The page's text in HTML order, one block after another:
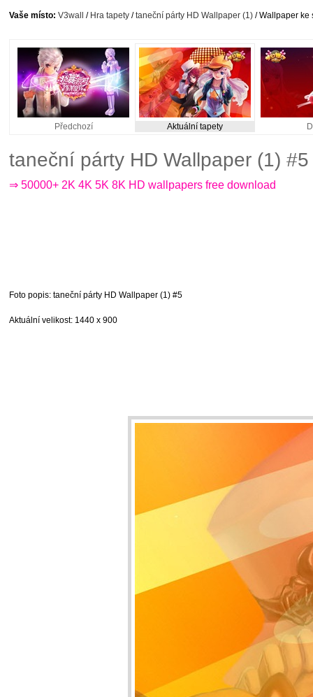
Vaše místo: V3wall / Hra tapety /taneční párty HD Wallpaper (1) / Wallpaper ke
Předchozí Aktuální tapety
taneční párty HD Wallpaper (1)
⇒ 50000+ 2K 4K 5K 8K HD wallpapers free download
Foto popis: taneční párty HD Wallpaper (1) #5
Aktuální velikost: 1440 x 900